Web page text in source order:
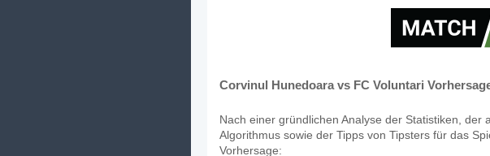
Corvinul Hunedoara vs FC Voluntari
Nach einer gründlichen Analyse der Statistiken,
Algorithmus sowie der Tipps von Tipsters für das
Vorhersage: